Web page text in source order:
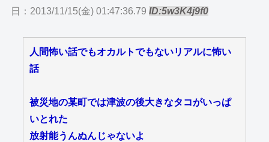
日：2013/11/15(金) 01:47:36.79ID:5w3K4j9f0
人間怖い話でもオカルトでもないリアルに怖い
話
被災地の某町では津波の後大きなタコがいっぱ
いとれた
放射能うんぬんじゃないよ